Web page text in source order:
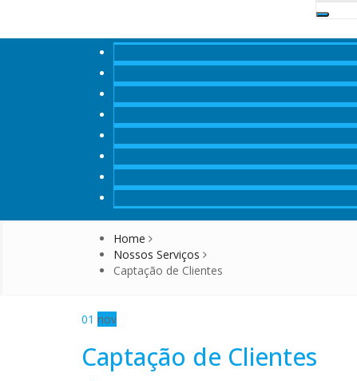
Home
Nossos Serviços
Captação de Clientes
01 nov
Captação de Clientes